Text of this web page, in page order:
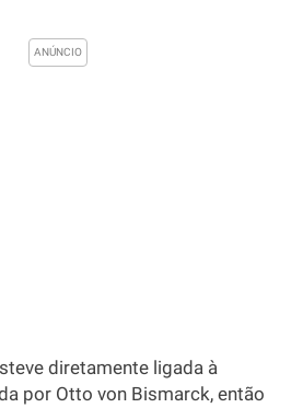
diretamente ligada à
por Otto von Bismarck, então